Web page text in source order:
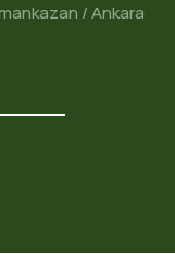
/ Ankara